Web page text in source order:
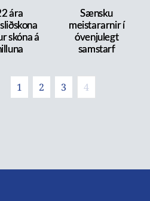
ára
skóna á
Sænsku
meistararnir í
óvenjulegt
samstarf
1 2 3 4